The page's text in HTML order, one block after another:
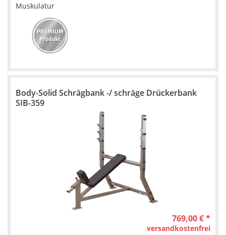
Muskulatur
Body-Solid Schrägbank -/ schräge Drückerbank
SIB-359
769,00 € *
versandkostenfrei